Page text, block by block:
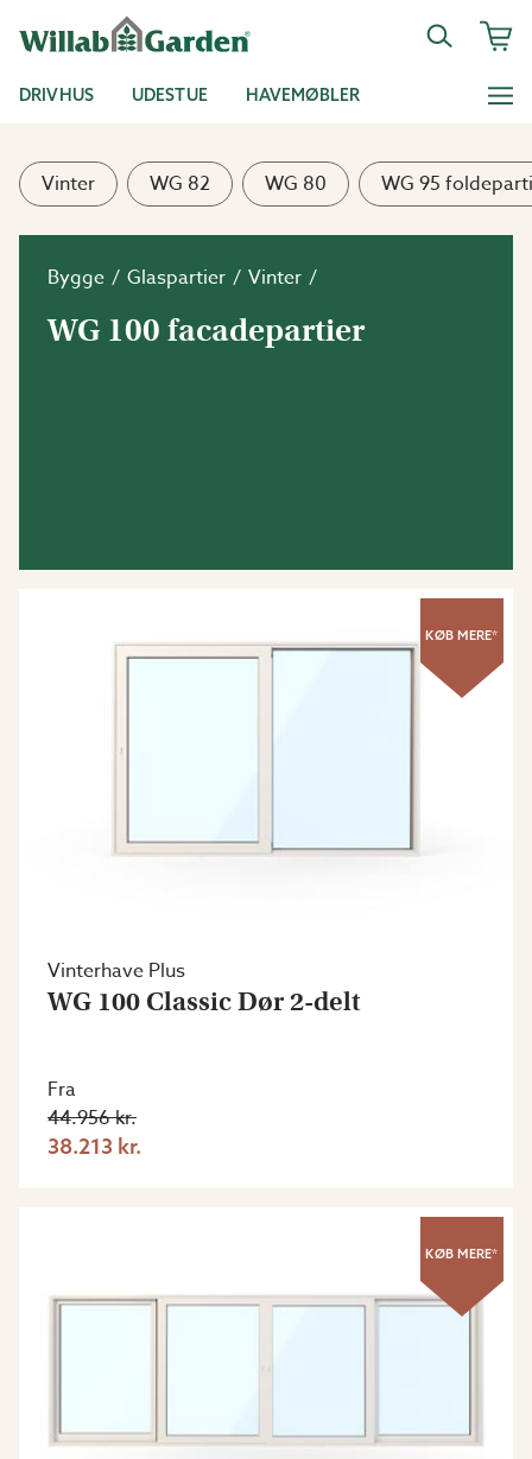
DRIVHUS UDESTUE HAVEMØBLER
Vinter WG 82 WG 80 WG 95
Bygge Glaspartier Vinter
WG 100 facadepartier
KØB MERE*
Vinterhave Plus
WG 100 Classic Dør 2-delt
Fra
44.956 kr.
38.213 kr.
KØB MERE*